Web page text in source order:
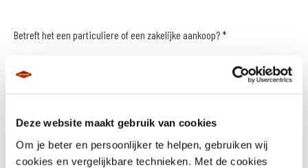
Deze website maakt gebruik van cookies
Om je beter en persoonlijker te helpen, gebruiken wij
cookies en vergelijkbare technieken. Met de cookies
Betreft het een particuliere of een zakelijke aankoop? *